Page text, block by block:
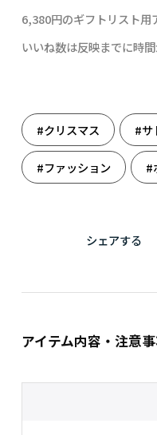
6,380円のギフトリスト用
いいね数は反映までに時
#クリスマス #サ
#ファッション #
シェアする
アイテム内容・注意